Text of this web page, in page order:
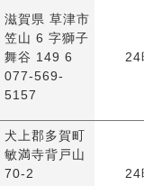
滋賀県 草津市
笠山 6 字獅子
舞谷 149 6
077-569-
5157
24
犬上郡多賀町
敏満寺背戸山
70-2
24